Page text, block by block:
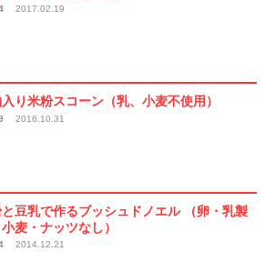
2017.02.19
り米粉スコーン（乳、小麦不使用）
2016.10.31
豆乳で作るブッシュドノエル （卵・乳製
麦・ナッツなし）
2014.12.21